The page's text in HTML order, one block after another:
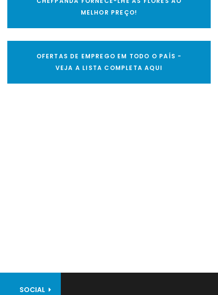
MELHOR PREÇO!
OFERTAS DE EMPREGO EM TODO O PAÍS -
VEJA A LISTA COMPLETA AQUI
SOCIAL